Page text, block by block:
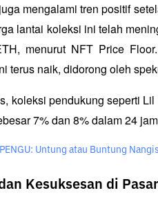
mengalami tren positif
lantai koleksi ini telah
menurut NFT Price
terus naik, didorong oleh
koleksi pendukung seperti
7% dan 8% dalam 24
Untung atau Buntung
Kesuksesan di